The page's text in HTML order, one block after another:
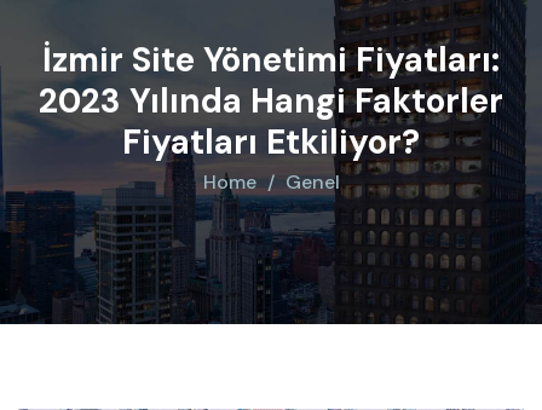
İzmir Site Yönetimi Fiyatları:
2023 Yılında Hangi Faktorler
Fiyatları Etkiliyor?
Home Genel